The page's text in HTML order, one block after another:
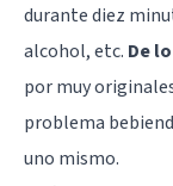
durante diez
alcohol, etc. De
por muy
problema
uno mismo.